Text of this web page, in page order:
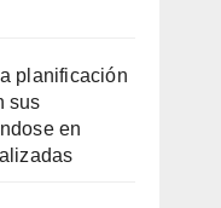
planificación
sus
en